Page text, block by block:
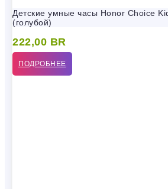
Детские умные часы Honor Choice
(голубой)
222,00 BR
ПОДРОБНЕЕ